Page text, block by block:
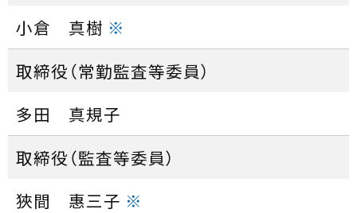
小倉 真樹 ※
取締役（常勤監査等委員）
多田 真規子
取締役（監査等委員）
狹間 惠三子 ※